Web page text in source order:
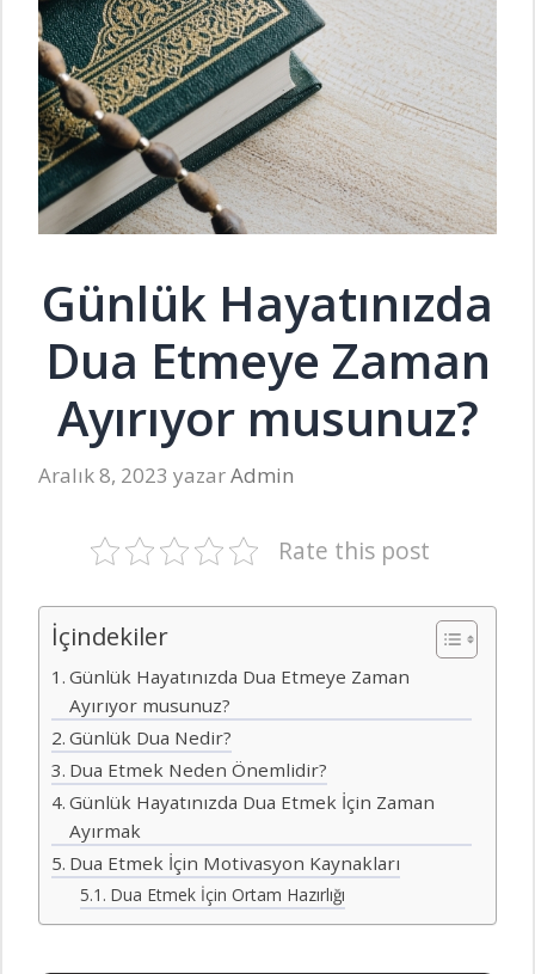
Günlük Hayatınızda
Dua Etmeye Zaman
Ayırıyor musunuz?
Aralık 8, 2023 yazarAdmin
Rate this post
İçindekiler
Günlük Hayatınızda Dua Etmeye Zaman
Ayırıyor musunuz?
Günlük Dua Nedir?
Dua Etmek Neden Önemlidir?
Günlük Hayatınızda Dua Etmek İçin Zaman
Ayırmak
Dua Etmek İçin Motivasyon Kaynakları
Dua Etmek İçin Ortam Hazırlığı